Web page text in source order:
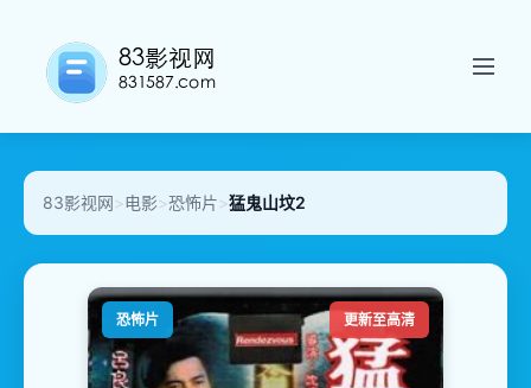
83影视网>电影>恐怖片>猛鬼山坟2
恐怖片 更新至高清